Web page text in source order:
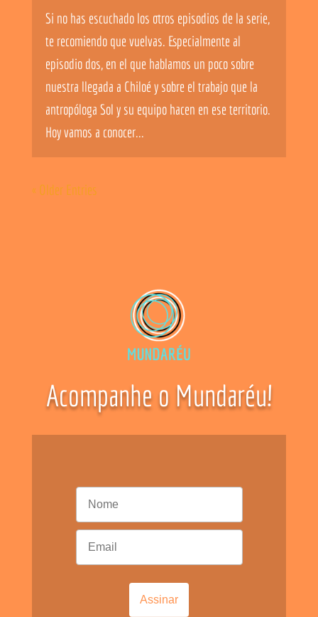
Si no has escuchado los otros episodios de la serie,
te recomiendo que vuelvas. Especialmente al
episodio dos, en el que hablamos un poco sobre
nuestra llegada a Chiloé y sobre el trabajo que la
antropóloga Sol y su equipo hacen en ese territorio.
Hoy vamos a conocer...
« Older Entries
Acompanhe o Mundaréu!